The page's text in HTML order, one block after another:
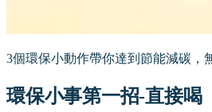
3個環保小動作帶你達到節能減碳，
環保小事第一招-直接喝